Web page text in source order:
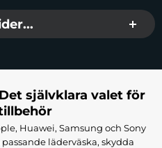
håller jämna steg med
Skydda Din
Lightning-laddare är
säkerhetsfunktioner för
från överladdning och
lugn och ro varje gång
självklara valet för
Huawei, Samsung och Sony
läderväska, skydda